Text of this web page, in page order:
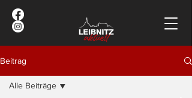
Beitrag
Alle Beiträge